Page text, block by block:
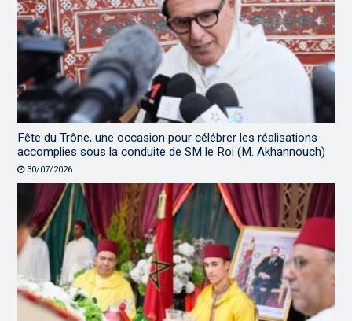
Fête du Trône, une occasion pour célébrer les réalisations
accomplies sous la conduite de SM le Roi (M. Akhannouch)
30/07/2026